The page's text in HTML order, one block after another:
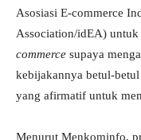
Asosiasi E-commerce
Association/idEA)
commerce supaya
kebijakannya betul-
yang afirmatif untuk
Menurut Menkominfo,